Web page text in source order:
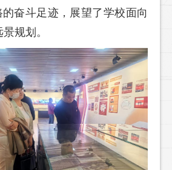
奋斗足迹，展望了学校面向
规划。